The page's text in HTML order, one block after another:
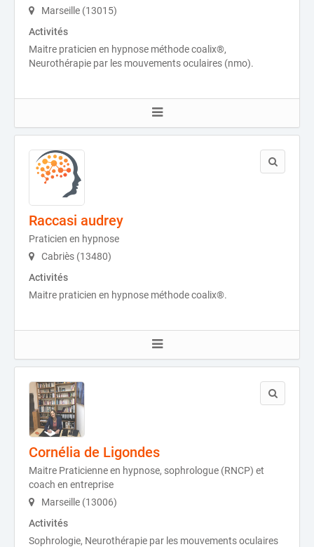
Marseille (13015)
Activités
Maitre praticien en hypnose méthode coalix®,
Neurothérapie par les mouvements oculaires (nmo).
Raccasi audrey
Praticien en hypnose
Cabriès (13480)
Activités
Maitre praticien en hypnose méthode coalix®.
Cornélia de Ligondes
Maitre Praticienne en hypnose, sophrologue (RNCP) et
coach en entreprise
Marseille (13006)
Activités
Sophrologie, Neurothérapie par les mouvements oculaires